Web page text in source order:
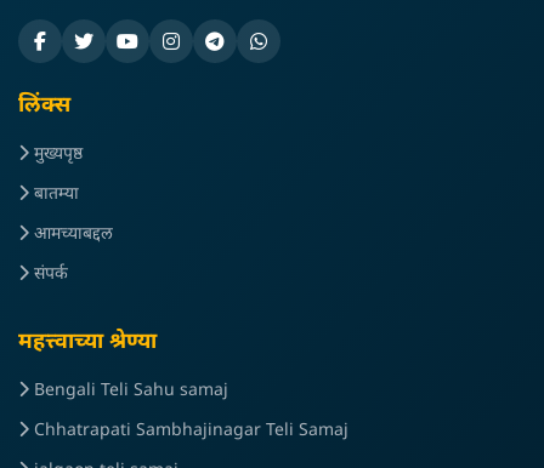
लिंक्स
मुख्यपृष्ठ
बातम्या
आमच्याबद्दल
संपर्क
महत्त्वाच्या श्रेण्या
Bengali Teli Sahu samaj
Chhatrapati Sambhajinagar Teli Samaj